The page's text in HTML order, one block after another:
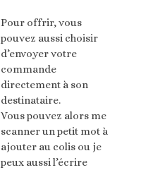
Pour offrir, vous
pouvez aussi choisir
d’envoyer votre
commande
directement à son
destinataire.
Vous pouvez alors me
scanner un petit mot à
ajouter au colis ou je
peux aussi l’écrire